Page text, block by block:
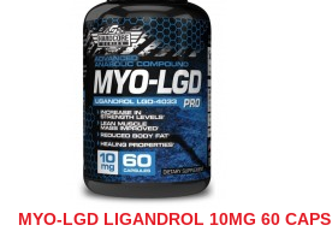
MYO-LGD LIGANDROL 10MG 60 CAPS